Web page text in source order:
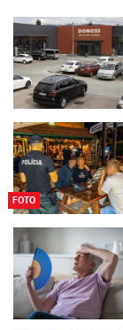
FOTO